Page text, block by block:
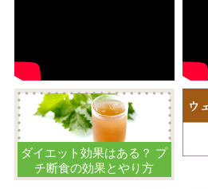
ダイエット効果はある？ プ
チ断食の効果とやり方